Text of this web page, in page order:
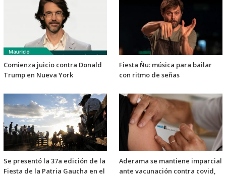
Comienza juicio contra Donald
Trump en Nueva York
Fiesta Ñu: música para bailar
con ritmo de señas
Se presentó la 37a edición de la
Fiesta de la Patria Gaucha en el
Aderama se mantiene imparcial
ante vacunación contra covid,